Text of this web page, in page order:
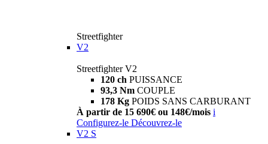
Streetfighter
V2
Streetfighter V2
120 ch PUISSANCE
93,3 Nm COUPLE
178 Kg POIDS SANS CARBURANT
À partir de 15 690€ ou 148€/mois i
Configurez-le Découvrez-le
V2 S